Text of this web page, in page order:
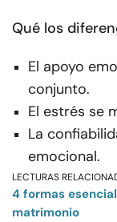
Qué los
El apoyo
conjunto.
El estrés se
La
emocional.
LECTURAS
4 formas
matrimonio